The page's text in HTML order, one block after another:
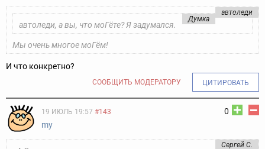
aвтоледи
Думка
aвтоледи, а вы, что моГёте? Я задумался.
Мы очень многое моГём!
И что конкретно?
СООБЩИТЬ МОДЕРАТОРУ ЦИТИРОВАТЬ
0
19 ИЮЛЬ 19:57 #143
my
Сергей С.